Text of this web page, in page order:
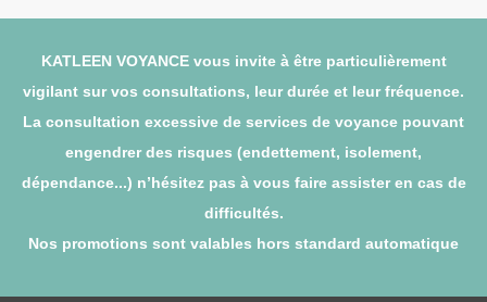
KATLEEN VOYANCE vous invite à être particulièrement
vigilant sur vos consultations, leur durée et leur fréquence.
La consultation excessive de services de voyance pouvant
engendrer des risques (endettement, isolement,
dépendance...) n’hésitez pas à vous faire assister en cas de
difficultés.
Nos promotions sont valables hors standard automatique